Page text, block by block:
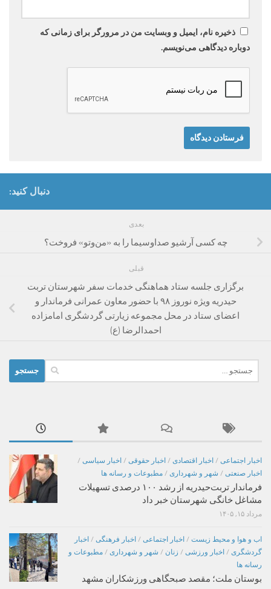
ذخیره نام، ایمیل و وبسایت من در مرورگر برای زمانی که
دوباره دیدگاهی می‌نویسم.
دنبال کنید:
بعدی
چه کسی آرشیو صداوسیما را به «من‌وتو» فروخت؟
قبلی
برگزاری جلسه ستاد هماهنگی خدمات سفر شهرستان تربت
حیدریه ویژه نوروز ۹۸ با حضور معاون عمرانی فرماندار و
اعضای ستاد در محل مجموعه زیارتی گردشگری امامزاده
احمدالرضا (ع)
برای:
اخبار اجتماعی / اخبار اقتصادی / اخبار حقوقی / اخبار سیاسی /
اخبار صنعتی / شهر و شهرداری / مطبوعات و رسانه ها
فرماندار تربت‌حیدریه از رشد ۱۰۰ درصدی تسهیلات
مشاغل خانگی شهرستان خبر داد
مرداد ۱۵, ۱۴۰۵
اب و هوا و محیط زیست / اخبار اجتماعی / اخبار فرهنگی / اخبار
گردشگری / اخبار ورزشی / زنان / شهر و شهرداری / مطبوعات و
رسانه ها
بوستان ملت؛ مقصد صبحگاهی ورزشکاران مشهد